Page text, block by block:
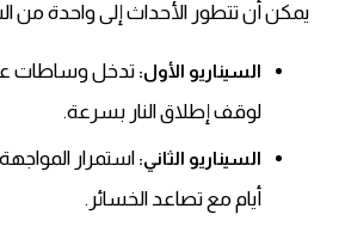
يمكن أن تتطور الأحداث إلى واحدة من
السيناريو الأول: تدخل وساطات
لوقف إطلاق النار بسرعة.
السيناريو الثاني: استمرار
أيام مع تصاعد الخسائر.